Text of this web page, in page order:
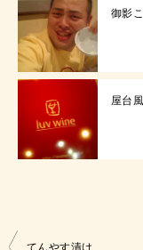
御影
屋台
投
てんやす漬け